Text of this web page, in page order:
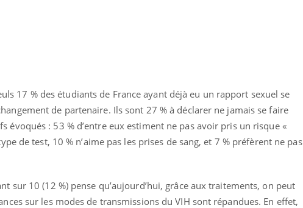
17 % des étudiants de France ayant déjà eu un rapport sexuel se
de partenaire. Ils sont 27 % à déclarer ne jamais se faire
évoqués : 53 % d’entre eux estiment ne pas avoir pris un risque «
de test, 10 % n’aime pas les prises de sang, et 7 % préfèrent ne pas
sur 10 (12 %) pense qu’aujourd’hui, grâce aux traitements, on peut
sur les modes de transmissions du VIH sont répandues. En effet,